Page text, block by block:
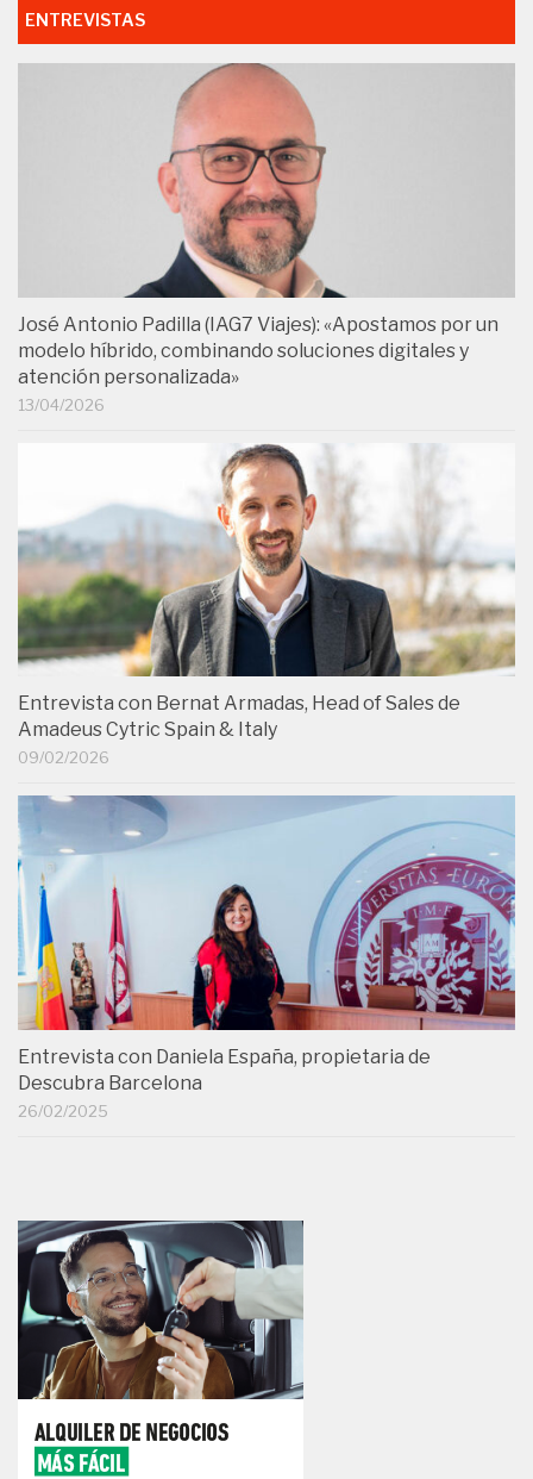
ENTREVISTAS
José Antonio Padilla (IAG7 Viajes): «Apostamos por un
modelo híbrido, combinando soluciones digitales y
atención personalizada»
13/04/2026
Entrevista con Bernat Armadas, Head of Sales de
Amadeus Cytric Spain & Italy
09/02/2026
Entrevista con Daniela España, propietaria de
Descubra Barcelona
26/02/2025